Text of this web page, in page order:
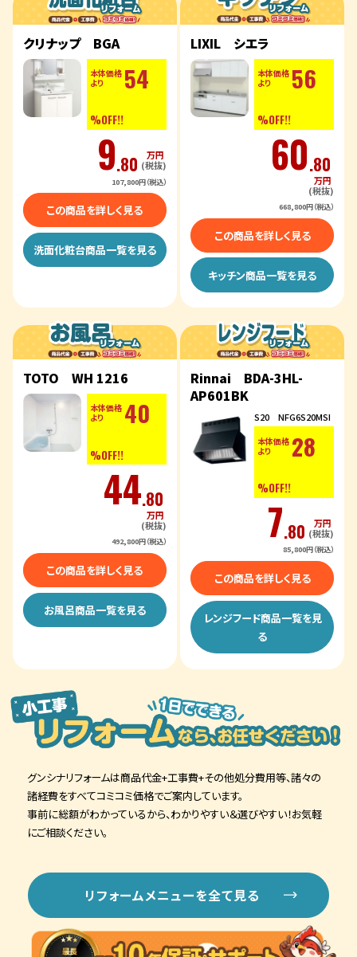
クリナップ BGA
本体価格
より
54
%OFF!!
9.80
万円
(税抜)
107,800円（税込）
この商品を詳しく見る
洗面化粧台商品一覧を見る
LIXIL シエラ
本体価格
より
56
%OFF!!
60.80
万円
(税抜)
668,800円（税込）
この商品を詳しく見る
キッチン商品一覧を見る
TOTO WH 1216
本体価格
より
40
%OFF!!
44.80
万円
(税抜)
492,800円（税込）
この商品を詳しく見る
お風呂商品一覧を見る
Rinnai BDA-3HL-
AP601BK
S20 NFG6S20MSI
本体価格
より
28
%OFF!!
7.80
万円
(税抜)
85,800円（税込）
この商品を詳しく見る
レンジフード商品一覧を見
る
グンシナリフォームは商品代金+工事費+その他処分費用等、諸々の
諸経費をすべてコミコミ価格でご案内しています。
事前に総額がわかっているから、わかりやすい＆選びやすい！お気軽
にご相談ください。
リフォームメニューを全て見る